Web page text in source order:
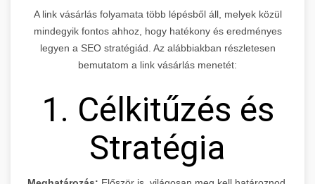
A link vásárlás folyamata több lépésből áll, melyek közül
mindegyik fontos ahhoz, hogy hatékony és eredményes
legyen a SEO stratégiád. Az alábbiakban részletesen
bemutatom a link vásárlás menetét:
1. Célkitűzés és
Stratégia